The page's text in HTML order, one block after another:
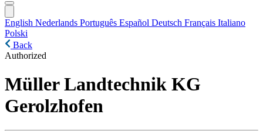
English Nederlands Português Español Deutsch Français Italiano
Polski
Back
Authorized
Müller Landtechnik KG
Gerolzhofen